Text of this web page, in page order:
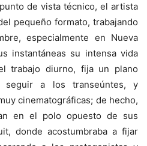
de vista técnico, el artista
pequeño formato, trabajando
especialmente en Nueva
instantáneas su intensa vida
trabajo diurno, fija un plano
seguir a los transeúntes, y
cinematográficas; de hecho,
en el polo opuesto de sus
donde acostumbraba a fijar